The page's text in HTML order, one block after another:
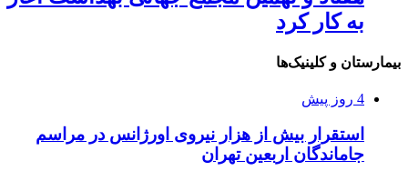
به کار کرد
بیمارستان و کلینیک‌ها
4 روز پیش
استقرار بیش از هزار نیروی اورژانس در مراسم
جاماندگان اربعین تهران